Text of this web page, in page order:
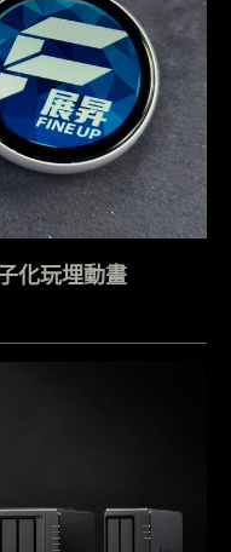
化玩埋動畫